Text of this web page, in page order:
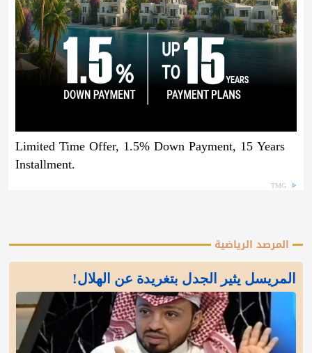
Limited Time Offer, 1.5% Down Payment, 15 Years
Installment.
TMG
المرصد الرياضية
المريسل يثير الجدل بتغريدة عن الهلال!